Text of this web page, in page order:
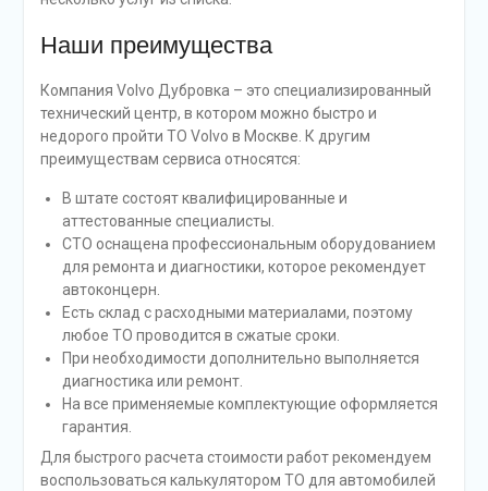
Наши преимущества
Компания Volvo Дубровка – это специализированный
технический центр, в котором можно быстро и
недорого пройти ТО Volvo в Москве. К другим
преимуществам сервиса относятся:
В штате состоят квалифицированные и
аттестованные специалисты.
СТО оснащена профессиональным оборудованием
для ремонта и диагностики, которое рекомендует
автоконцерн.
Есть склад с расходными материалами, поэтому
любое ТО проводится в сжатые сроки.
При необходимости дополнительно выполняется
диагностика или ремонт.
На все применяемые комплектующие оформляется
гарантия.
Для быстрого расчета стоимости работ рекомендуем
воспользоваться калькулятором ТО для автомобилей